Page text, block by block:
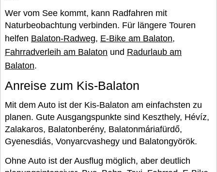
Wer vom See kommt, kann Radfahren mit
Naturbeobachtung verbinden. Für längere Touren
helfen Balaton-Radweg, E-Bike am Balaton,
Fahrradverleih am Balaton und Radurlaub am
Balaton.
Anreise zum Kis-Balaton
Mit dem Auto ist der Kis-Balaton am einfachsten zu
planen. Gute Ausgangspunkte sind Keszthely, Hévíz,
Zalakaros, Balatonberény, Balatonmáriafürdő,
Gyenesdiás, Vonyarcvashegy und Balatongyörök.
Ohne Auto ist der Ausflug möglich, aber deutlich